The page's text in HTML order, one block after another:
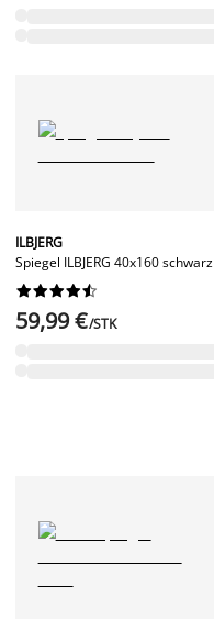
ILBJERG
Spiegel ILBJERG 40x160 schwarz






59,99 €/STK